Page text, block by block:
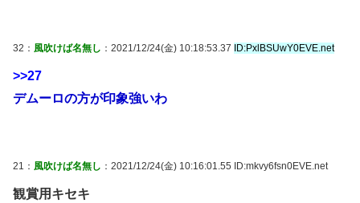
32： 風吹けば名無し ：2021/12/24(金) 10:18:53.37 ID:PxlBSUwY0EVE.net
>>27
デムーロの方が印象強いわ
21： 風吹けば名無し ：2021/12/24(金) 10:16:01.55 ID:mkvy6fsn0EVE.net
観賞用キセキ